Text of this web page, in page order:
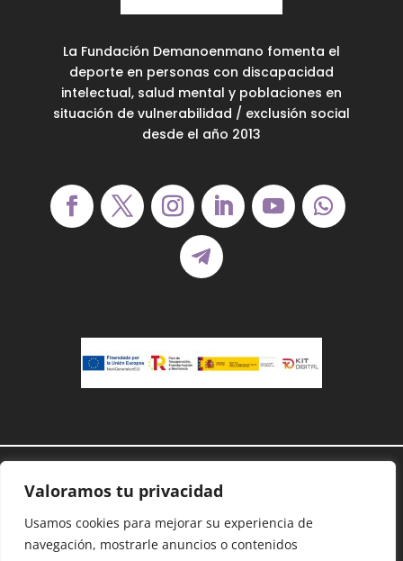
Valoramos tu privacidad
Usamos cookies para mejorar su experiencia de
navegación, mostrarle anuncios o contenidos
La Fundación Demanoenmano fomenta el
deporte en personas con discapacidad
intelectual, salud mental y poblaciones en
situación de vulnerabilidad / exclusión social
desde el año 2013
reservados©
Protección de datos–Cookies–Accesibilidad
Mapa Web